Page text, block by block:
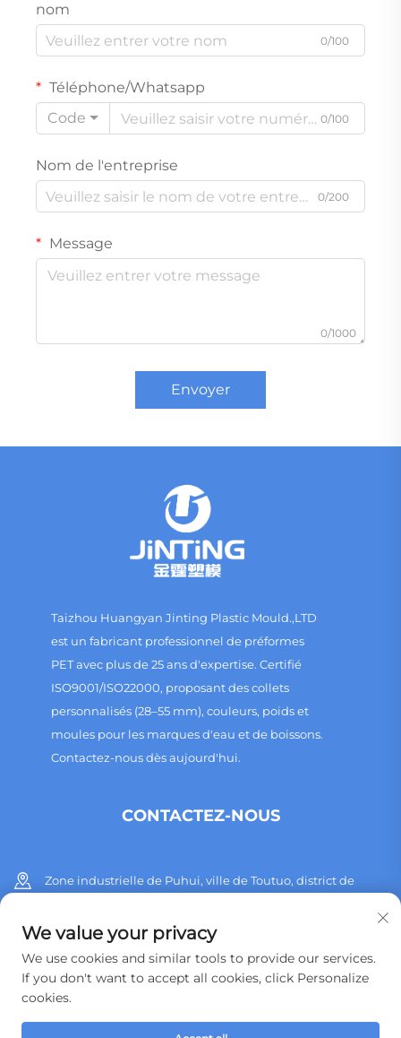
nom
0/100
Téléphone/Whatsapp
Code
0/100
Nom de l'entreprise
0/200
Message
0/1000
Envoyer
Taizhou Huangyan Jinting Plastic Mould.,LTD
est un fabricant professionnel de préformes
PET avec plus de 25 ans d'expertise. Certifié
ISO9001/ISO22000, proposant des collets
personnalisés (28–55 mm), couleurs, poids et
moules pour les marques d'eau et de boissons.
Contactez-nous dès aujourd'hui.
CONTACTEZ-NOUS
Zone industrielle de Puhui, ville de Toutuo, district de
+86 13515760932
[email protected]
We value your privacy
We use cookies and similar tools to provide our services.
If you don't want to accept all cookies, click Personalize
cookies.